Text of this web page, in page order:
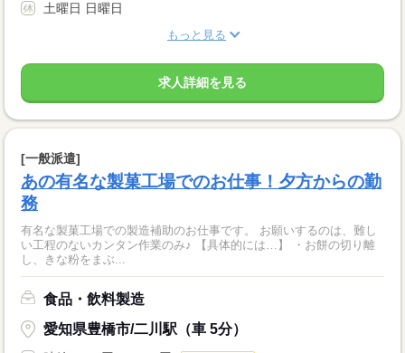
土曜日 日曜日
もっと見る
求人詳細を見る
[一般派遣]
あの有名な製菓工場でのお仕事！夕方からの勤
務
有名な製菓工場での製造補助のお仕事です。 お願いするのは、難し
い工程のないカンタン作業のみ♪ 【具体的には…】 ・お餅の切り離
し、きな粉をまぶ...
食品・飲料製造
愛知県豊橋市/二川駅（車 5分）